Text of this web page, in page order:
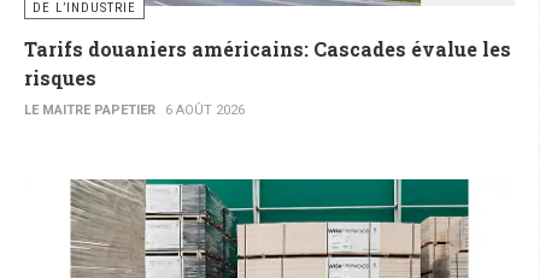
DE L’INDUSTRIE
Tarifs douaniers américains: Cascades évalue les
risques
LE MAITRE PAPETIER 6 AOÛT 2026